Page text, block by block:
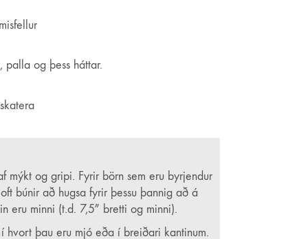
og þess háttar.
og gripi. Fyrir börn sem eru byrjendur
búnir að hugsa fyrir þessu þannig að á
eru minni (t.d. 7,5″ bretti og minni).
þau eru mjó eða í breiðari kantinum.
síðunni? Ekki hika við að senda okkur línu